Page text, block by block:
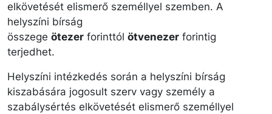
elkövetését elismerő személlyel szemben. A
helyszíni bírság
összege ötezer forinttól ötvenezer forintig
terjedhet.
Helyszíni intézkedés során a helyszíni bírság
kiszabására jogosult szerv vagy személy a
szabálysértés elkövetését elismerő személlyel